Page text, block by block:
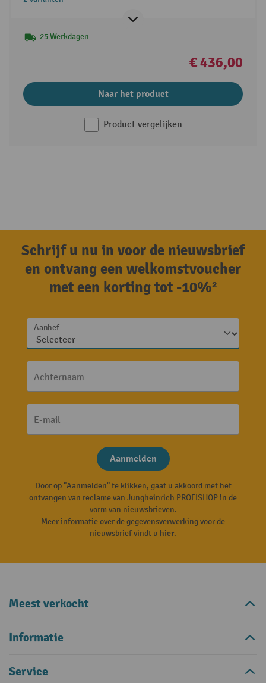
25 Werkdagen
€ 436,00
Naar het product
Product vergelijken
Schrijf u nu in voor de nieuwsbrief
en ontvang een welkomstvoucher
met een korting tot -10%²
Aanhef
Achternaam
E-mail
Aanmelden
Door op "Aanmelden" te klikken, gaat u akkoord met het
ontvangen van reclame van Jungheinrich PROFISHOP in de
vorm van nieuwsbrieven.
Meer informatie over de gegevensverwerking voor de
nieuwsbrief vindt u hier.
Meest verkocht
Informatie
Service